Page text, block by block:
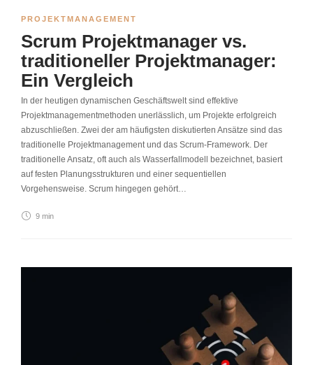
PROJEKTMANAGEMENT
Scrum Projektmanager vs.
traditioneller Projektmanager:
Ein Vergleich
In der heutigen dynamischen Geschäftswelt sind effektive
Projektmanagementmethoden unerlässlich, um Projekte erfolgreich
abzuschließen. Zwei der am häufigsten diskutierten Ansätze sind das
traditionelle Projektmanagement und das Scrum-Framework. Der
traditionelle Ansatz, oft auch als Wasserfallmodell bezeichnet, basiert
auf festen Planungsstrukturen und einer sequentiellen
Vorgehensweise. Scrum hingegen gehört…
9 min